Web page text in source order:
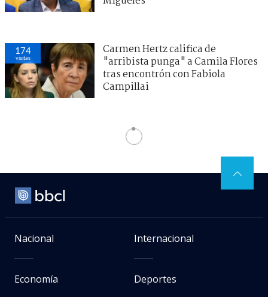
174
visitas
Carmen Hertz califica de
"arribista punga" a Camila Flores
tras encontrón con Fabiola
Campillai
Nacional Internacional
Economía Deportes